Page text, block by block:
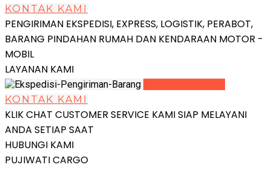
KONTAK KAMI
PENGIRIMAN EKSPEDISI, EXPRESS, LOGISTIK, PERABOT,
BARANG PINDAHAN RUMAH DAN KENDARAAN MOTOR -
MOBIL
LAYANAN KAMI
KONTAK KAMI
KLIK CHAT CUSTOMER SERVICE KAMI SIAP MELAYANI
ANDA SETIAP SAAT
HUBUNGI KAMI
PUJIWATI CARGO